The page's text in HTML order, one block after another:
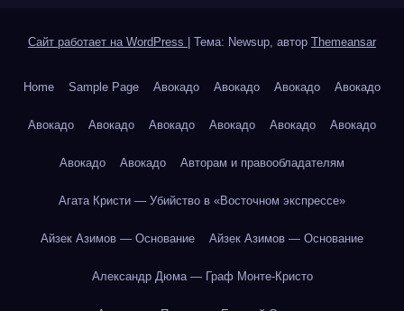
Сайт работает на WordPress Тема: Newsup, автор Themeansar
Home Sample Page Авокадо Авокадо Авокадо Авокадо
Авокадо Авокадо Авокадо Авокадо Авокадо Авокадо
Авокадо Авокадо Авторам и правообладателям
Агата Кристи — Убийство в «Восточном экспрессе»
Айзек Азимов — Основание Айзек Азимов — Основание
Александр Дюма — Граф Монте-Кристо